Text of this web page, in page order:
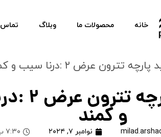
خانه محصولات ما وبلاگ تماس
تترون عرض ۲ :درنا سیب و کمند
نکات
و کمند
نوامبر ۷, ۲۰۲۴ ۷:۳۰ ب.ظ